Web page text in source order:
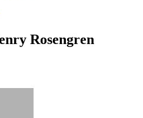
Rosengren